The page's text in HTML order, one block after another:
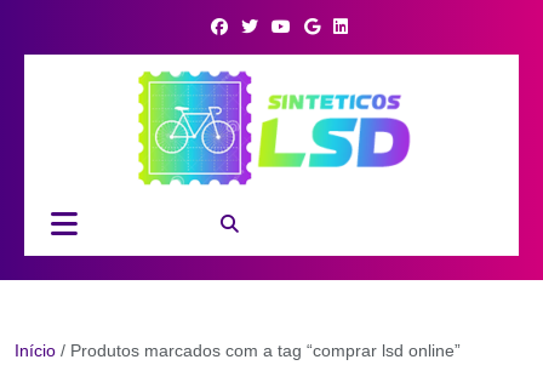
Button
Início / Produtos marcados com a tag “comprar lsd online”